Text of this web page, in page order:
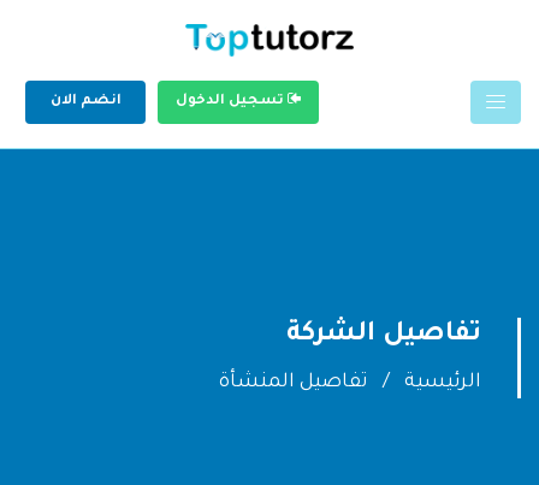
تسجيل الدخول انضم الان
تفاصيل الشركة
الرئيسية تفاصيل المنشأة